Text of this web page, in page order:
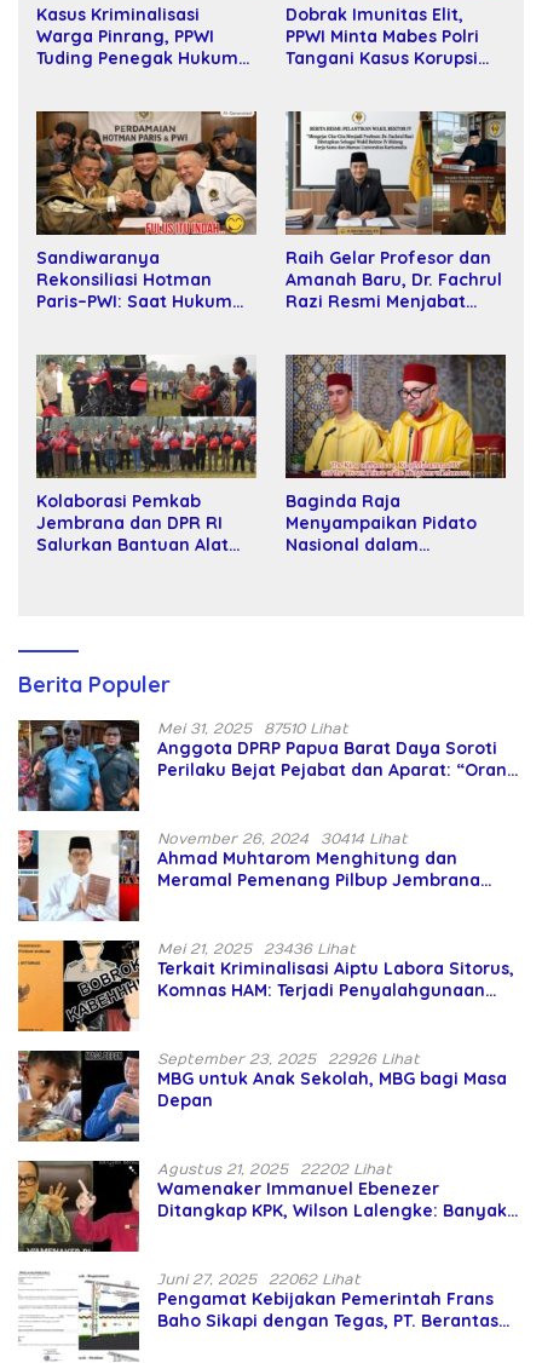
Kasus Kriminalisasi
Warga Pinrang, PPWI
Tuding Penegak Hukum
Dobrak Imunitas Elit,
PPWI Minta Mabes Polri
Tangani Kasus Korupsi
Sandiwaranya
Rekonsiliasi Hotman
Paris–PWI: Saat Hukum
Raih Gelar Profesor dan
Amanah Baru, Dr. Fachrul
Razi Resmi Menjabat
Kolaborasi Pemkab
Jembrana dan DPR RI
Salurkan Bantuan Alat
Baginda Raja
Menyampaikan Pidato
Nasional dalam
Berita Populer
Mei 31, 2025 87510 Lihat
Anggota DPRP Papua Barat Daya Soroti
Perilaku Bejat Pejabat dan Aparat: “Orang
November 26, 2024 30414 Lihat
Ahmad Muhtarom Menghitung dan
Meramal Pemenang Pilbup Jembrana
Mei 21, 2025 23436 Lihat
Terkait Kriminalisasi Aiptu Labora Sitorus,
Komnas HAM: Terjadi Penyalahgunaan
September 23, 2025 22926 Lihat
MBG untuk Anak Sekolah, MBG bagi Masa
Depan
Agustus 21, 2025 22202 Lihat
Wamenaker Immanuel Ebenezer
Ditangkap KPK, Wilson Lalengke: Banyak
Juni 27, 2025 22062 Lihat
Pengamat Kebijakan Pemerintah Frans
Baho Sikapi dengan Tegas, PT. Berantas